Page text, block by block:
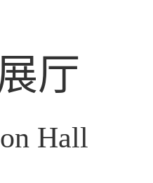
厅
Hall